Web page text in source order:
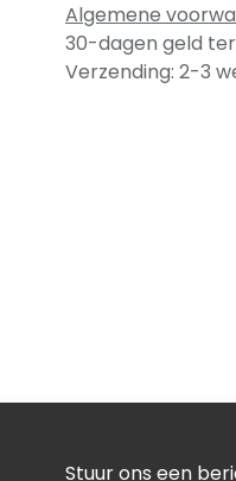
Algemene
30-dagen geld
Verzending: 2-3
Stuur ons een